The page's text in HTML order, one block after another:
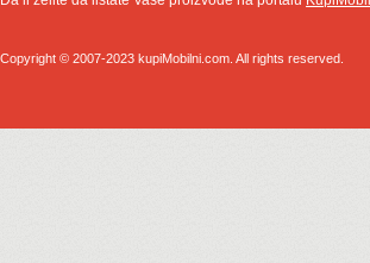
Copyright © 2007-2023 kupiMobilni.com. All rights reserved.